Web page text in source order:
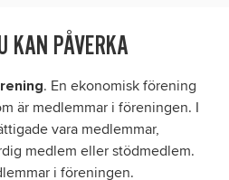
KAN PÅVERKA
. En ekonomisk förening
är medlemmar i föreningen. I
vara medlemmar,
medlem eller stödmedlem.
i föreningen.